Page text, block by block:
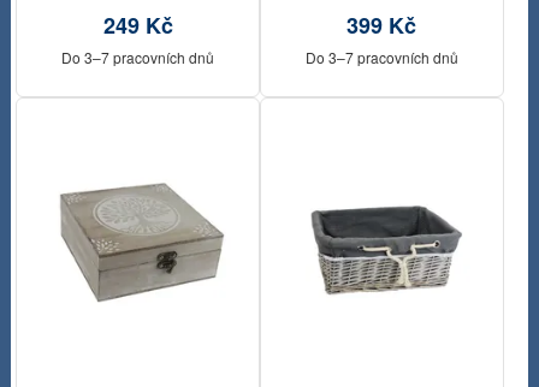
249 Kč
Do 3–7 pracovních dnů
399 Kč
Do 3–7 pracovních dnů